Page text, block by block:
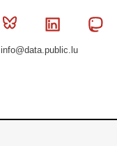
Bluesky Linkedin
info@data.public.lu